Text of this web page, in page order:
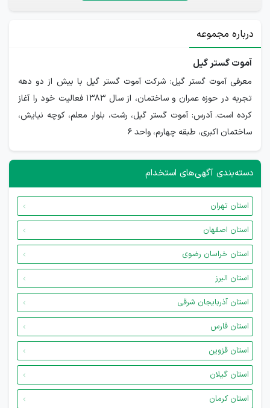
درباره مجموعه
آموت گستر گیل
معرفی آموت گستر گیل: شرکت آموت گستر گیل با بیش از دو دهه
تجربه در حوزه عمران و ساختمان، از سال ۱۳۸۳ فعالیت خود را آغاز
کرده است. آدرس: آموت گستر گیل، رشت، بلوار معلم، کوچه نیایش،
ساختمان اکبری، طبقه چهارم، واحد 6
دسته‌بندی آگهی‌های استخدام
استان تهران
استان اصفهان
استان خراسان رضوی
استان البرز
استان آذربایجان شرقی
استان فارس
استان قزوین
استان گیلان
استان کرمان